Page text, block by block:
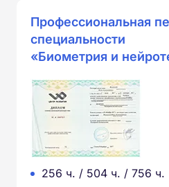
Профессиональная
специальности
«Биометрия и
256 ч. / 504 ч. / 756 ч.